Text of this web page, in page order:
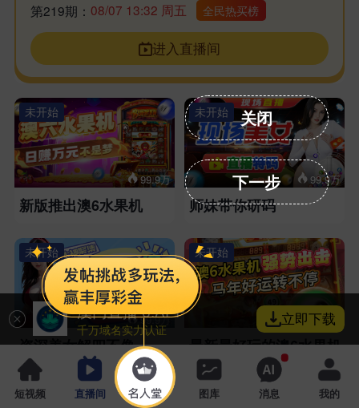
第219期： 08/07 13:32 周五 全民热买榜
进入直播间
未开始
99.9万
新版推出澳6水果机
未开始
99.9万
师妹带你研码
未开始
99.9万
资深美女解四不像
未开始
99.9万
最新最好玩的澳6水果机
未开始 未开始
澳门直播 6.APP
千万域名实力认证
立即下载
关闭
下一步
短视频 直播间 名人堂 图库 消息 我的